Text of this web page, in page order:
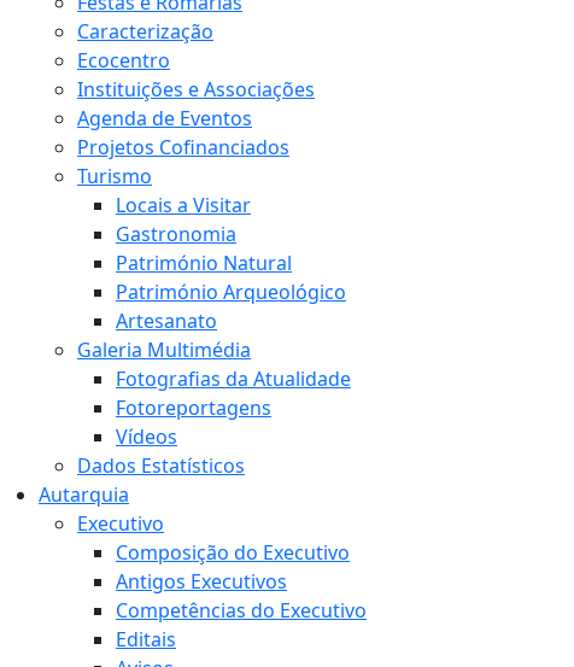
Caracterização
Ecocentro
Instituições e Associações
Agenda de Eventos
Projetos Cofinanciados
Turismo
Locais a Visitar
Gastronomia
Património Natural
Património Arqueológico
Artesanato
Galeria Multimédia
Fotografias da Atualidade
Fotoreportagens
Vídeos
Dados Estatísticos
Autarquia
Executivo
Composição do Executivo
Antigos Executivos
Competências do Executivo
Editais